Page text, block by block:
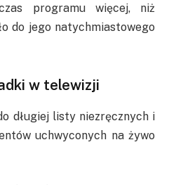
programu więcej, niż
do jego natychmiastowego
w telewizji
długiej listy niezręcznych i
uchwyconych na żywo